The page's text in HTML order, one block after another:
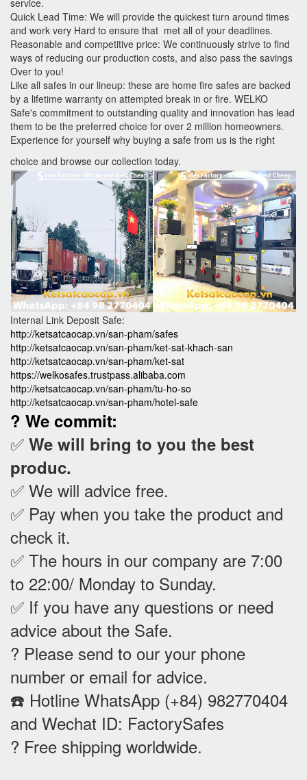
Quick Lead Time: We will provide the quickest turn around times
and work very Hard to ensure that met all of your deadlines.
Reasonable and competitive price: We continuously strive to find
ways of reducing our production costs, and also pass the savings
Over to you!
Like all safes in our lineup: these are home fire safes are backed
by a lifetime warranty on attempted break in or fire. WELKO
Safe's commitment to outstanding quality and innovation has lead
them to be the preferred choice for over 2 million homeowners.
Experience for yourself why buying a safe from us is the right
choice and browse our collection today.
Internal Link Deposit Safe:
http://ketsatcaocap.vn/san-pham/safes
http://ketsatcaocap.vn/san-pham/ket-sat-khach-san
http://ketsatcaocap.vn/san-pham/ket-sat
https://welkosafes.trustpass.alibaba.com
http://ketsatcaocap.vn/san-pham/tu-ho-so
http://ketsatcaocap.vn/san-pham/hotel-safe
? We commit:
✅ We will bring to you the best
produc.
✅ We will advice free.
✅ Pay when you take the product and
check it.
✅ The hours in our company are 7:00
to 22:00/ Monday to Sunday.
✅ If you have any questions or need
advice about the Safe.
? Please send to our your phone
number or email for advice.
☎️ Hotline WhatsApp (+84) 982770404
and Wechat ID: FactorySafes
? Free shipping worldwide.